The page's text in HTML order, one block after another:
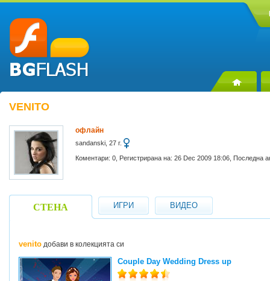
VENITO
офлайн
sandanski, 27 г.
Коментари: 0, Регистрирана на: 26 Dec 2009 18:06, Последна
СТЕНА ИГРИ ВИДЕО
venito добави в колекцията си
Couple Day Wedding Dress up